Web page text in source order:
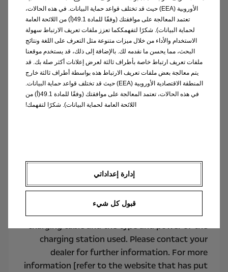
kWh/100 km; CO2 emission 0 g/km; range
(combined) xxx km to xxx km (depending on
equipped options). The range and electric
consumption figures mentioned are
preliminary and comply with the WLTP test
procedure, on the basis of which new vehicles
are type approved from 1 September 2018. EG
type approval and Certificate of Conformity
condi-tions of use and on different factors
such as: speed, thermal comfort on board the
vehicle, driving style and outside temperature.
The charging time depends in particular on the
power of the charger on board the vehicle, the
charging cable and the type and power of the
charging station used. Please contact your
dealer for further information. For more
information [refer to the website that has put
الأوروبية (EEA) حيث قد تختلف قواعد حماية البيانات. في هذه الحالات،
تعتمد المعالجة على موافقتك (وفقًا للمادة 49.1(أ) من اللائحة العامة
لحماية البيانات). شكرًا لتفهمككما تعزز ملفات تعريف الارتباط سهولة
الاستخدام والأداء من خلال ميزات متنوعة مثل التعرف على اللغة ونتائج
البحث، مما يحسن ما نقدمه لك. بالإضافة إلى ذلك، قد يستخدم موقعنا
ملفات تعريف ارتباط خاصة بأطراف ثالثة لعرض إعلانات أكثر صلة بك. قد
يتم معالجة بعض ملفات تعريف الارتباط هذه بواسطة أطراف ثالثة خارج
المنطقة الاقتصادية الأوروبية (EEA) حيث قد تختلف قواعد حماية البيانات.
في هذه الحالات، تعتمد المعالجة على موافقتك (وفقًا للمادة 49.1(أ) من
اللائحة العامة لحماية البيانات). شكرًا لتفهمك!
إدارة إعداداتي
قبول كل شيء